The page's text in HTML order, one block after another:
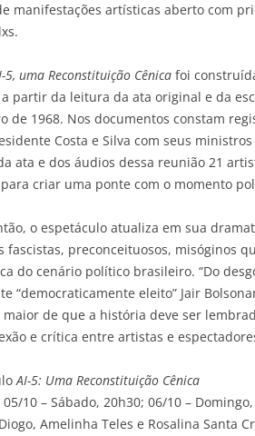
manifestações artísticas aberto com
5, uma Reconstituição Cênica foi
a partir da leitura da ata original e da
de 1968. Nos documentos constam
Costa e Silva com seus
ata e dos áudios dessa reunião 21
criar uma ponte com o momento
o espetáculo atualiza em sua
fascistas, preconceituosos, misóginos
do cenário político brasileiro. “Do
“democraticamente eleito” Jair
maior de que a história deve ser
e crítica entre artistas e
AI-5: Uma Reconstituição Cênica
05/10 – Sábado, 20h30; 06/10 –
Amelinha Teles e Rosalina Santa